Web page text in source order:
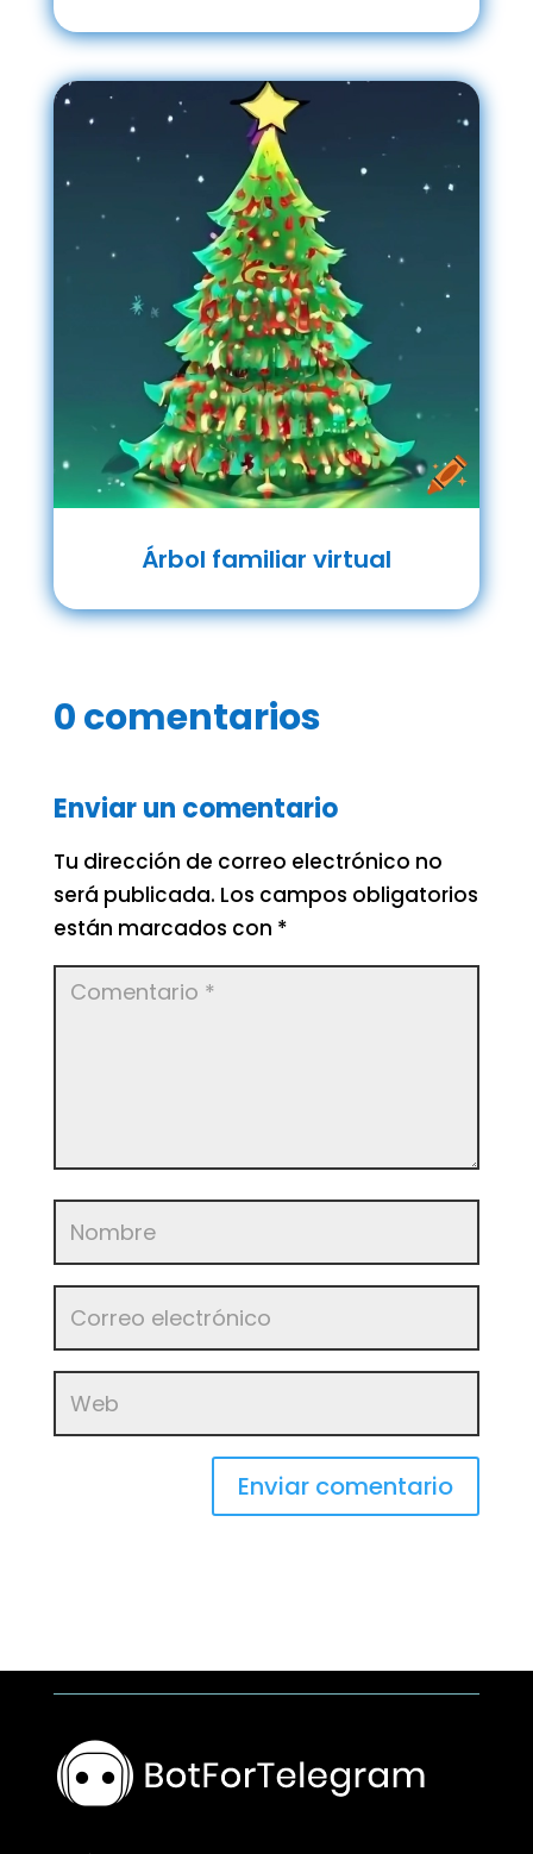
Árbol familiar virtual
0 comentarios
Enviar un comentario
Tu dirección de correo electrónico no
será publicada. Los campos obligatorios
están marcados con *
Enviar comentario